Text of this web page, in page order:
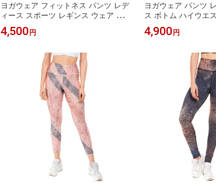
ヨガウェア フィットネス パンツ レデ
ィース スポーツ レギンス ウェア ボ
トム フィットネスウェア ハイウエス
ト 伸縮素材 スポーツウェア 10分丈
カバー ヨガ インポート おしゃれ
4,500 円
ヨガウェア パンツ
ス ボトム ハイウエ
イットネスウェア
分丈 ジムウェア ラ
4,900 円